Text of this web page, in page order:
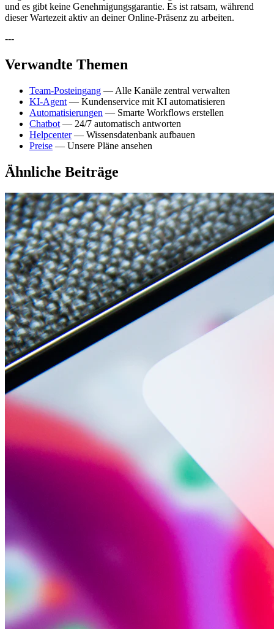
und es gibt keine Genehmigungsgarantie. Es ist ratsam, während
dieser Wartezeit aktiv an deiner Online-Präsenz zu arbeiten.
---
Verwandte Themen
Team-Posteingang — Alle Kanäle zentral verwalten
KI-Agent — Kundenservice mit KI automatisieren
Automatisierungen — Smarte Workflows erstellen
Chatbot — 24/7 automatisch antworten
Helpcenter— Wissensdatenbank aufbauen
Preise — Unsere Pläne ansehen
Ähnliche Beiträge